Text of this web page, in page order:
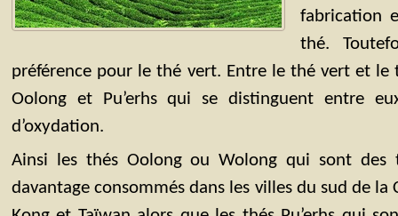
fabrication
thé.
préférence pour le thé vert. Entre le thé vert et
Oolong et Pu’erhs qui se distinguent entre
d’oxydation.
Ainsi les thés Oolong ou Wolong qui sont des
davantage consommés dans les villes du sud de la